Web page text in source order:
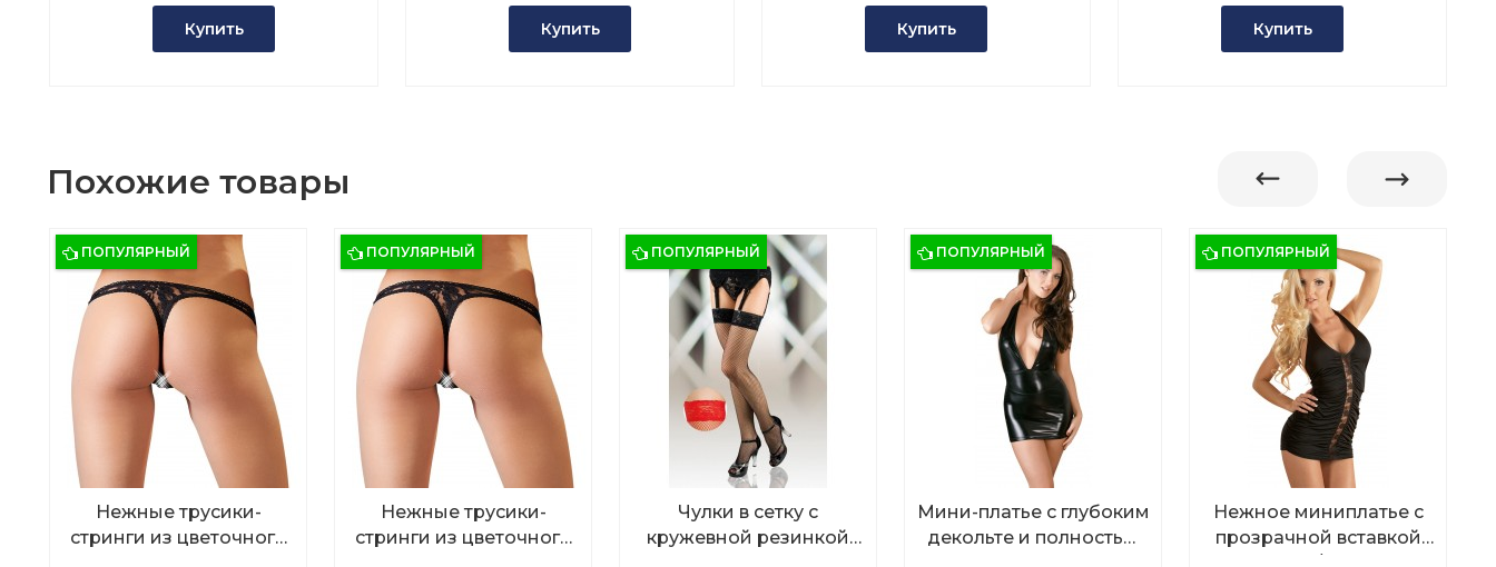
Купить Купить Купить Купить
Похожие товары
ПОПУЛЯРНЫЙ
Нежные трусики-
стринги из цветочного
ПОПУЛЯРНЫЙ
Нежные трусики-
стринги из цветочного
ПОПУЛЯРНЫЙ
Чулки в сетку с
кружевной резинкой
ПОПУЛЯРНЫЙ
Мини-платье с глубоким
декольте и полностью
ПОПУЛЯРНЫЙ
Нежное миниплатье с
прозрачной вставкой